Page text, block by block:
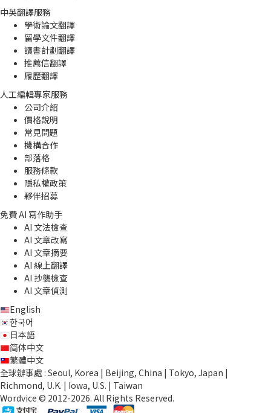
中英翻譯服務
學術論文翻譯
留學文件翻譯
讀書計劃翻譯
推薦信翻譯
履歷翻譯
人工編輯專家服務
公司介紹
價格說明
常見問題
機構合作
部落格
服務條款
隱私權政策
夥伴招募
免費 AI 寫作助手
AI 文法檢查
AI 文章改寫
AI 文章摘要
AI 線上翻譯
AI 抄襲檢查
AI 文章偵測
English
한국어
日本語
简体中文
繁體中文
全球辦事處 : Seoul, Korea | Beijing, China | Tokyo, Japan |
Richmond, U.K. | Iowa, U.S. | Taiwan
Wordvice © 2012-2026. All Rights Reserved.